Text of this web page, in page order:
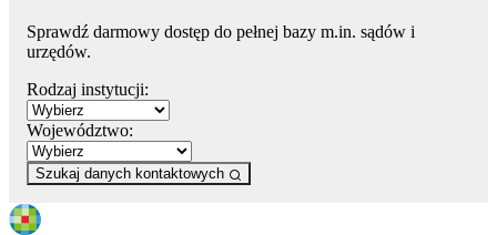
Sprawdź darmowy dostęp do pełnej bazy m.in. sądów i
urzędów.
Rodzaj instytucji:
Województwo:
Szukaj danych kontaktowych